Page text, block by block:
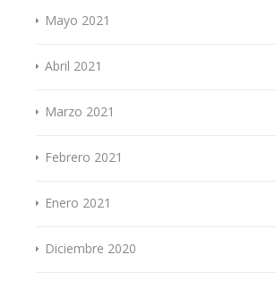
Mayo 2021
Abril 2021
Marzo 2021
Febrero 2021
Enero 2021
Diciembre 2020